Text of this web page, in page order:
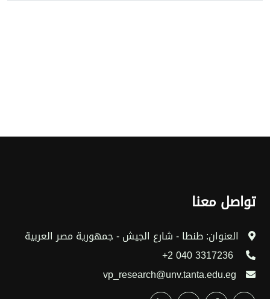
تواصل معنا
العنوان: طنطا - شارع الجيش - جمهورية مصر العربية
vp_research@unv.tanta.edu.eg